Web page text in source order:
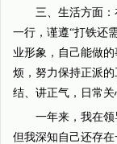
三、生活方面：
一行，谨遵“打铁还
业形象，自己能做
烦，努力保持正派
结、讲正气，日常关
一年来，我在领导
但我深知自己还存